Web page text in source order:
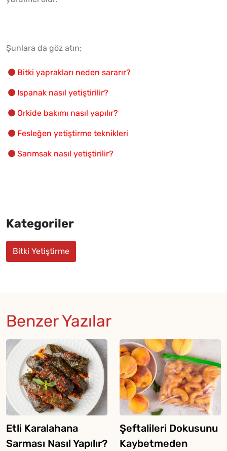
Şunlara da göz atın;
Bitki yaprakları neden sararır?
Ispanak nasıl yetiştirilir?
Orkide bakımı nasıl yapılır?
Fesleğen yetiştirme teknikleri
Sarımsak nasıl yetiştirilir?
Kategoriler
Bitki Yetiştirme
Benzer Yazılar
Etli Karalahana
Sarması Nasıl Yapılır?
Şeftalileri Dokusunu
Kaybetmeden